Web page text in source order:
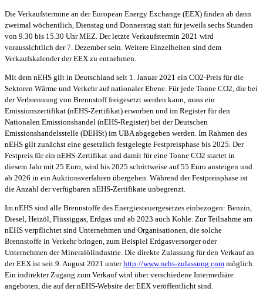
Die Verkaufstermine an der European Energy Exchange (EEX) finden ab dann
zweimal wöchentlich, Dienstag und Donnerstag statt für jeweils sechs Stunden
von 9.30 bis 15.30 Uhr MEZ. Der letzte Verkaufstermin 2021 wird
voraussichtlich der 7. Dezember sein. Weitere Einzelheiten sind dem
Verkaufskalender der EEX zu entnehmen.
Mit dem nEHS gilt in Deutschland seit 1. Januar 2021 ein CO2-Preis für die
Sektoren Wärme und Verkehr auf nationaler Ebene. Für jede Tonne CO2, die bei
der Verbrennung von Brennstoff freigesetzt werden kann, muss ein
Emissionszertifikat (nEHS-Zertifikat) erworben und im Register für den
Nationalen Emissionshandel (nEHS-Register) bei der Deutschen
Emissionshandelsstelle (DEHSt) im UBA abgegeben werden. Im Rahmen des
nEHS gilt zunächst eine gesetzlich festgelegte Festpreisphase bis 2025. Der
Festpreis für ein nEHS-Zertifikat und damit für eine Tonne CO2 startet in
diesem Jahr mit 25 Euro, wird bis 2025 schrittweise auf 55 Euro ansteigen und
ab 2026 in ein Auktionsverfahren übergehen. Während der Festpreisphase ist
die Anzahl der verfügbaren nEHS-Zertifikate unbegrenzt.
Im nEHS sind alle Brennstoffe des Energiesteuergesetzes einbezogen: Benzin,
Diesel, Heizöl, Flüssiggas, Erdgas und ab 2023 auch Kohle. Zur Teilnahme am
nEHS verpflichtet sind Unternehmen und Organisationen, die solche
Brennstoffe in Verkehr bringen, zum Beispiel Erdgasversorger oder
Unternehmen der Mineralölindustrie. Die direkte Zulassung für den Verkauf an
der EEX ist seit 9. August 2021 unterhttp://www.nehs-zulassung.com möglich.
Ein indirekter Zugang zum Verkauf wird über verschiedene Intermediäre
angeboten, die auf der nEHS-Website der EEX veröffentlicht sind.